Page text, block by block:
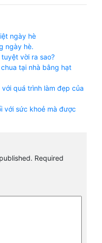
ngày hè
ngày hè.
vời ra sao?
tại nhà bằng hạt
quá trình làm đẹp của
với sức khoẻ mà được
Required